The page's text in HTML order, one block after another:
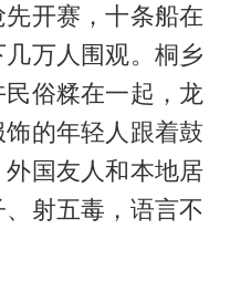
开赛，十条船在
万人围观。桐乡
俗糅在一起，龙
的年轻人跟着鼓
国友人和本地居
射五毒，语言不